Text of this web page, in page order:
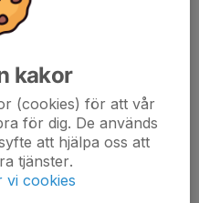
with confident
For beginners and
to take part, please
kakor
(cookies) för att vår
för dig. De används
att hjälpa oss att
tjänster.
vi cookies